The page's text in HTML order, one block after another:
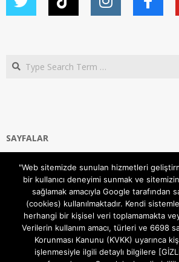
Search
SAYFALAR
Gizlilik ve Çerezler (Cookies) Politikası
Hakkımızda
İletişim Kanalları
MODEM KURULUM
TEKNİK DESTEK
TELEVİZYON SİSTEMLERİ
"Web sitemizde sunulan hizmetleri
bir kullanıcı deneyimi sunmak ve sitemizin
sağlamak amacıyla Google tarafından
(cookies) kullanılmaktadır. Kendi
herhangi bir kişisel veri toplamamakta
Verilerin kullanım amacı, türleri ve 6698
Korunması Kanunu (KVKK) uyarınca
işlenmesiyle ilgili detaylı bilgilere